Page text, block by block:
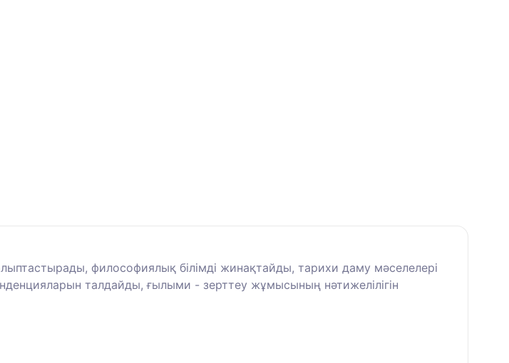
философиялық білімді жинақтайды, тарихи даму мәселелері
талдайды, ғылыми - зерттеу жұмысының нәтижелілігін